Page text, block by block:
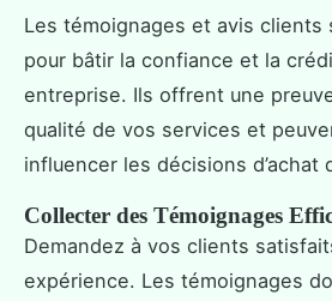
Les témoignages et avis clients
pour bâtir la confiance et la
entreprise. Ils offrent une
qualité de vos services et
influencer les décisions d’achat
Collecter des Témoignages
Demandez à vos clients
expérience. Les témoignages